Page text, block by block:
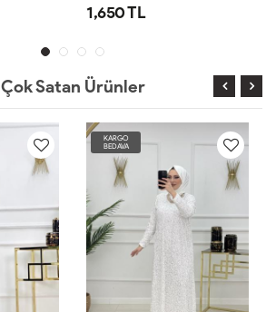
1,650 TL
Çok Satan Ürünler
KARGO
BEDAVA